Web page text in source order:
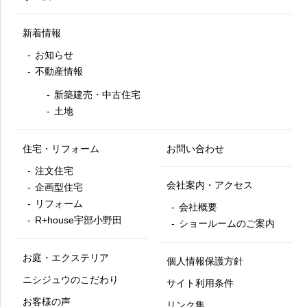
新着情報
お知らせ
不動産情報
新築建売・中古住宅
土地
住宅・リフォーム
注文住宅
企画型住宅
リフォーム
R+house宇部小野田
お庭・エクステリア
ニシジュウのこだわり
お客様の声
お問い合わせ
会社案内・アクセス
会社概要
ショールームのご案内
個人情報保護方針
サイト利用条件